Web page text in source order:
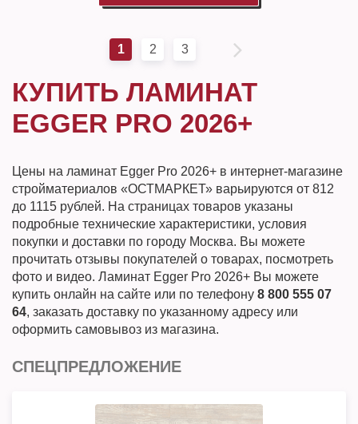
1 2 3
КУПИТЬ ЛАМИНАТ
EGGER PRO 2026+
Цены на ламинат Egger Pro 2026+ в интернет-магазине
стройматериалов «ОСТМАРКЕТ» варьируются от 812
до 1115 рублей. На страницах товаров указаны
подробные технические характеристики, условия
покупки и доставки по городу Москва. Вы можете
прочитать отзывы покупателей о товарах, посмотреть
фото и видео. Ламинат Egger Pro 2026+ Вы можете
купить онлайн на сайте или по телефону 8 800 555 07
64, заказать доставку по указанному адресу или
оформить самовывоз из магазина.
СПЕЦПРЕДЛОЖЕНИЕ